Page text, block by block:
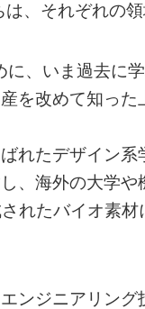
、それぞれの領
、いま過去に
を改めて知っ
れたデザイン系
、海外の大学
れたバイオ素
ンジニアリン